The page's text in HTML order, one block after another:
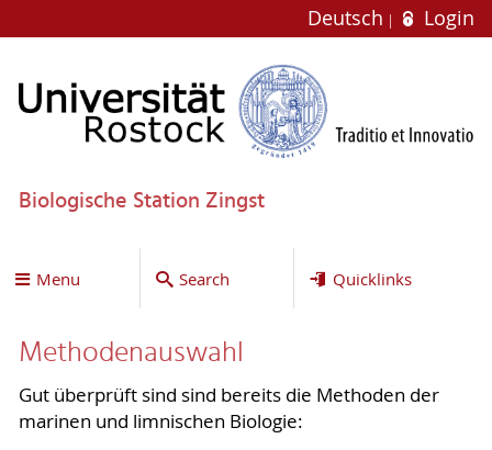
Deutsch Login
Biologische Station Zingst
Menu Search Quicklinks
Methodenauswahl
Gut überprüft sind sind bereits die Methoden der
marinen und limnischen Biologie: